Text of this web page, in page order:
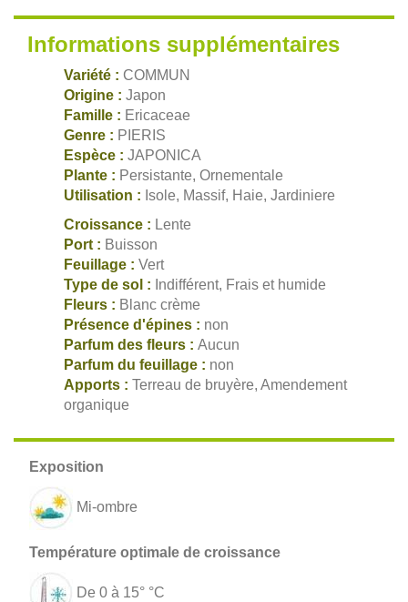
Informations supplémentaires
Variété : COMMUN
Origine : Japon
Famille : Ericaceae
Genre : PIERIS
Espèce : JAPONICA
Plante : Persistante, Ornementale
Utilisation : Isole, Massif, Haie, Jardiniere
Croissance : Lente
Port : Buisson
Feuillage : Vert
Type de sol : Indifférent, Frais et humide
Fleurs : Blanc crème
Présence d'épines : non
Parfum des fleurs : Aucun
Parfum du feuillage : non
Apports : Terreau de bruyère, Amendement
organique
Mi-ombre
De 0 à 15° °C